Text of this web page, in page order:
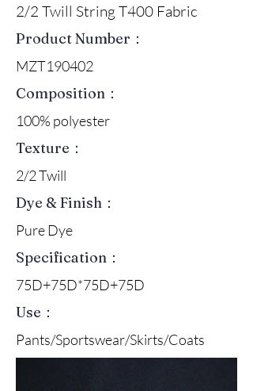
2/2 Twill String T400 Fabric
Product Number：
MZT190402
Composition：
100% polyester
Texture：
2/2 Twill
Dye & Finish：
Pure Dye
Specification：
75D+75D*75D+75D
Use：
Pants/Sportswear/Skirts/Coats